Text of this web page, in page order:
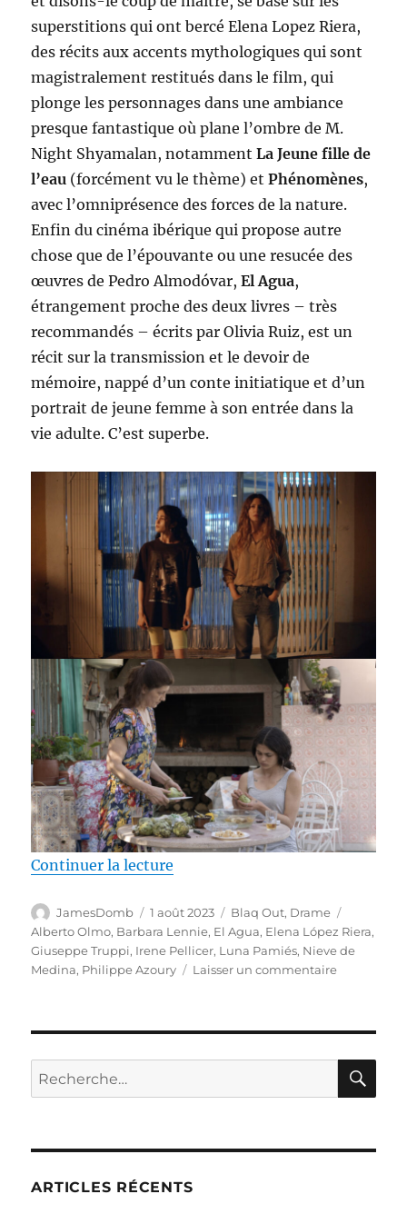
superstitions qui ont bercé Elena Lopez Riera,
des récits aux accents mythologiques qui sont
magistralement restitués dans le film, qui
plonge les personnages dans une ambiance
presque fantastique où plane l’ombre de M.
Night Shyamalan, notammentLa Jeune fille de
l’eau (forcément vu le thème) etPhénomènes,
avec l’omniprésence des forces de la nature.
Enfin du cinéma ibérique qui propose autre
chose que de l’épouvante ou une resucée des
œuvres de Pedro Almodóvar, El Agua,
étrangement proche des deux livres – très
recommandés – écrits par Olivia Ruiz, est un
récit sur la transmission et le devoir de
mémoire, nappé d’un conte initiatique et d’un
portrait de jeune femme à son entrée dans la
vie adulte. C’est superbe.
Continuer la lecture
Auteur
JamesDomb
Publié
le
1 août 2023 Catégories
Blaq Out, Drame
Alberto Olmo, Barbara Lennie, El Agua, Elena López Riera,
Giuseppe Truppi, Irene Pellicer, Luna Pamiés, Nieve de
Medina, Philippe Azoury Laisser un commentairesur
Agua,
réalisé
par
Recherche
pour :
ARTICLES RÉCENTS